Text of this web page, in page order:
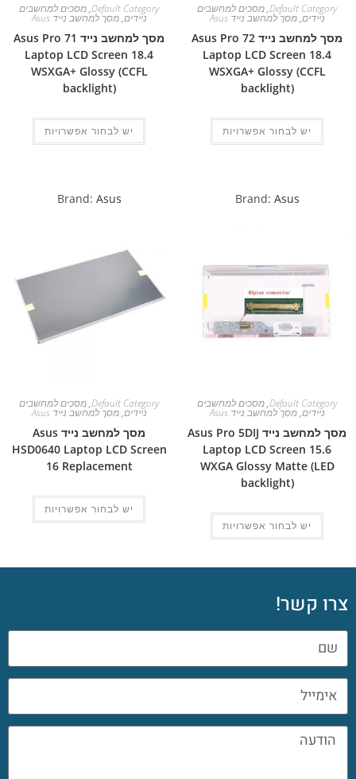
Default Category
,מסכים למחשבים
ניידים,מסך למחשב נייד Asus
מסך למחשב נייד Asus Pro 72
Laptop LCD Screen 18.4
WSXGA+ Glossy (CCFL
backlight)
יש לבחור אפשרויות
Default Category
,מסכים למחשבים
ניידים,מסך למחשב נייד Asus
מסך למחשב נייד Asus Pro 71
Laptop LCD Screen 18.4
WSXGA+ Glossy (CCFL
backlight)
יש לבחור אפשרויות
Brand: Asus
Default Category
,מסכים למחשבים
ניידים,מסך למחשב נייד Asus
מסך למחשב נייד Asus Pro 5DIJ
Laptop LCD Screen 15.6
WXGA Glossy Matte (LED
backlight)
יש לבחור אפשרויות
Brand: Asus
Default Category
,מסכים למחשבים
ניידים,מסך למחשב נייד Asus
מסך למחשב נייד Asus
HSD0640 Laptop LCD Screen
16 Replacement
יש לבחור אפשרויות
צרו קשר!